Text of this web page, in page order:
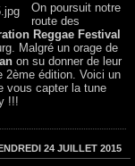
On poursuit notre
route des
Reggae Festival
Malgré un orage de
on su donner de leur
2ème édition. Voici un
vous capter la tune
!!!
24 JUILLET 2015